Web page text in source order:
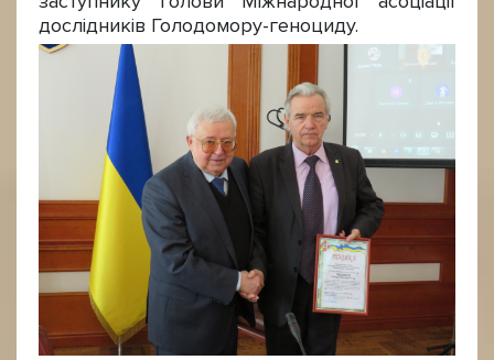
дослідників Голодомору-геноциду.